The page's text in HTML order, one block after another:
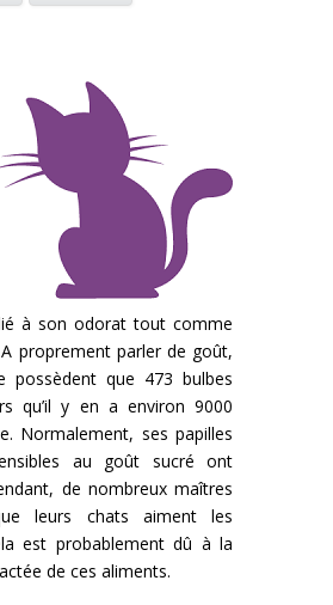
à son odorat tout comme
proprement parler de goût,
possèdent que 473 bulbes
qu’il y en a environ 9000
Normalement, ses papilles
au goût sucré ont
de nombreux maîtres
leurs chats aiment les
est probablement dû à la
de ces aliments.